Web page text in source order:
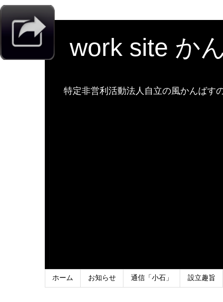
work site か
特定非営利活動法人自立の風かんばす
ホーム お知らせ 通信「小石」 設立趣旨